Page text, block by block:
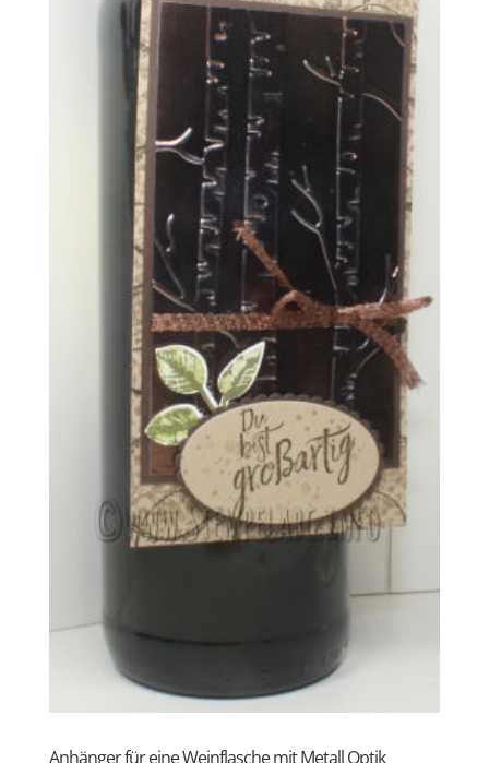
Anhänger für eine Weinflasche mit Metall Optik